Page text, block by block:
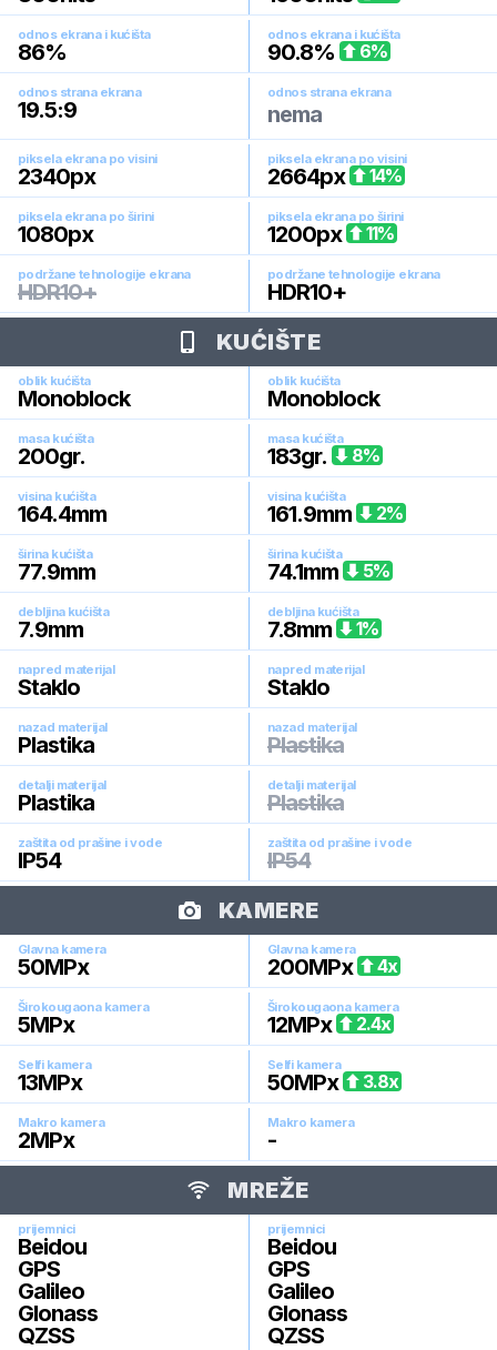
odnos ekrana i kućišta
86%
odnos ekrana i kućišta
90.8% 6%
odnos strana ekrana
19.5:9
odnos strana ekrana
nema
piksela ekrana po visini
2340px
piksela ekrana po visini
2664px 14%
piksela ekrana po širini
1080px
piksela ekrana po širini
1200px 11%
podržane tehnologije ekrana
HDR10+
podržane tehnologije ekrana
HDR10+
KUĆIŠTE
oblik kućišta
Monoblock
oblik kućišta
Monoblock
masa kućišta
200gr.
masa kućišta
183gr. 8%
visina kućišta
164.4mm
visina kućišta
161.9mm 2%
širina kućišta
77.9mm
širina kućišta
74.1mm 5%
debljina kućišta
7.9mm
debljina kućišta
7.8mm 1%
napred materijal
Staklo
napred materijal
Staklo
nazad materijal
Plastika
nazad materijal
Plastika
detalji materijal
Plastika
detalji materijal
Plastika
zaštita od prašine i vode
IP54
zaštita od prašine i vode
IP54
KAMERE
Glavna kamera
50MPx
Glavna kamera
200MPx 4x
Širokougaona kamera
5MPx
Širokougaona kamera
12MPx 2.4x
Selfi kamera
13MPx
Selfi kamera
50MPx 3.8x
Makro kamera
2MPx
Makro kamera
-
MREŽE
prijemnici
Beidou
GPS
Galileo
Glonass
QZSS
prijemnici
Beidou
GPS
Galileo
Glonass
QZSS